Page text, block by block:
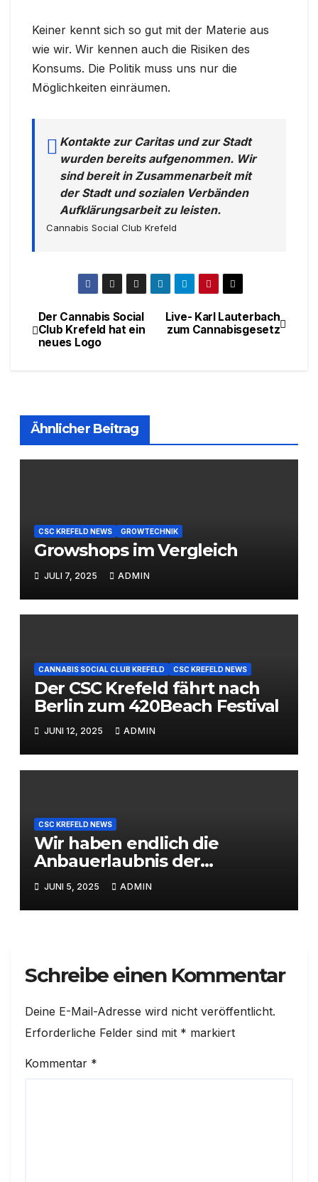
Keiner kennt sich so gut mit der Materie aus
wie wir. Wir kennen auch die Risiken des
Konsums. Die Politik muss uns nur die
Möglichkeiten einräumen.
Kontakte zur Caritas und zur Stadt
wurden bereits aufgenommen. Wir
sind bereit in Zusammenarbeit mit
der Stadt und sozialen Verbänden
Aufklärungsarbeit zu leisten.
Cannabis Social Club Krefeld
Beitragsnavigation
Live- Karl Lauterbach
zum Cannabisgesetz
Der Cannabis Social
Club Krefeld hat ein
neues Logo
Ähnlicher Beitrag
CSC KREFELD NEWS GROWTECHNIK
Growshops im Vergleich
JULI 7, 2025 ADMIN
CANNABIS SOCIAL CLUB KREFELD CSC KREFELD NEWS
Der CSC Krefeld fährt nach
Berlin zum 420Beach Festival
JUNI 12, 2025 ADMIN
CSC KREFELD NEWS
Wir haben endlich die
Anbauerlaubnis der
Bezirksregierung
JUNI 5, 2025 ADMIN
Schreibe einen Kommentar
Deine E-Mail-Adresse wird nicht veröffentlicht.
Erforderliche Felder sind mit * markiert
Kommentar *